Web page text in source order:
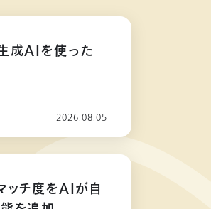
成AIを使った
2026.08.05
ッチ度をAIが自